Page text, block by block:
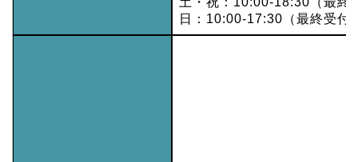
日：10:00-17:30（最終受付